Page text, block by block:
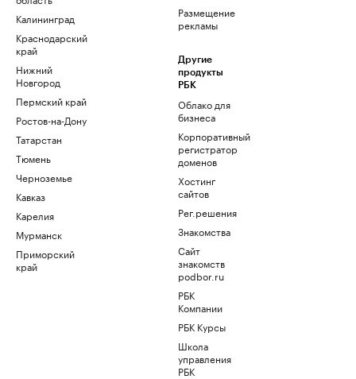
Калининград
Краснодарский
край
Нижний
Новгород
Пермский край
Ростов-на-Дону
Татарстан
Тюмень
Черноземье
Кавказ
Карелия
Мурманск
Приморский
край
Размещение
рекламы
Другие
продукты
РБК
Облако для
бизнеса
Корпоративный
регистратор
доменов
Хостинг
сайтов
Рег.решения
Знакомства
Сайт
знакомств
podbor.ru
РБК
Компании
РБК Курсы
Школа
управления
РБК